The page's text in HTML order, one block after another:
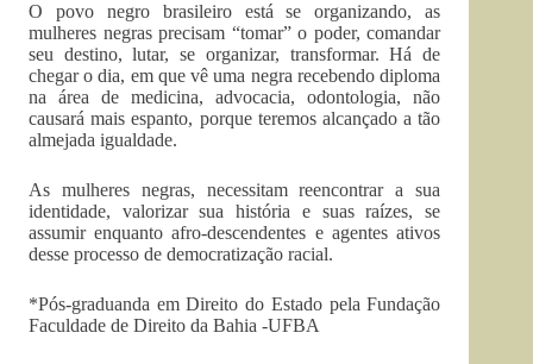
O povo negro brasileiro está se organizando, as
mulheres negras precisam “tomar” o poder, comandar
seu destino, lutar, se organizar, transformar. Há de
chegar o dia, em que vê uma negra recebendo diploma
na área de medicina, advocacia, odontologia, não
causará mais espanto, porque teremos alcançado a tão
almejada igualdade.
As mulheres negras, necessitam reencontrar a sua
identidade, valorizar sua história e suas raízes, se
assumir enquanto afro-descendentes e agentes ativos
desse processo de democratização racial.
*Pós-graduanda em Direito do Estado pela Fundação
Faculdade de Direito da Bahia -UFBA